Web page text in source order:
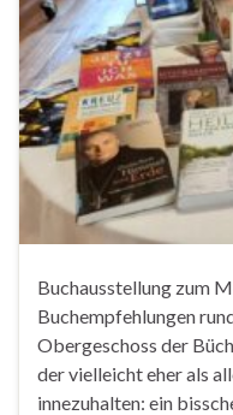
Buchausstellung zum
Buchempfehlungen
Obergeschoss der
der vielleicht eher als
innezuhalten: ein